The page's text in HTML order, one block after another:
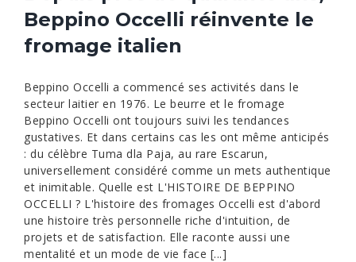
Beppino Occelli réinvente le
fromage italien
Beppino Occelli a commencé ses activités dans le
secteur laitier en 1976. Le beurre et le fromage
Beppino Occelli ont toujours suivi les tendances
gustatives. Et dans certains cas les ont même anticipés
: du célèbre Tuma dla Paja, au rare Escarun,
universellement considéré comme un mets authentique
et inimitable. Quelle est L'HISTOIRE DE BEPPINO
OCCELLI ? L'histoire des fromages Occelli est d'abord
une histoire très personnelle riche d'intuition, de
projets et de satisfaction. Elle raconte aussi une
mentalité et un mode de vie face [...]